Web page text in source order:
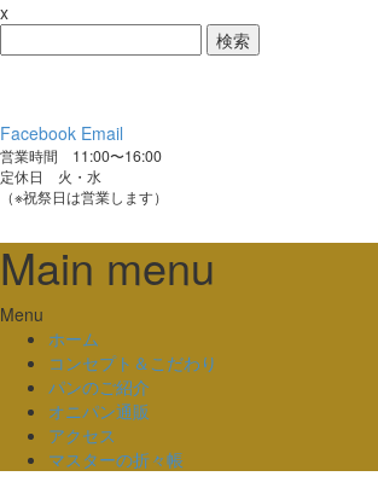
x
索:
Facebook Email
営業時間 11:00〜16:00
定休日 火・水
（※祝祭日は営業します）
Main menu
Skip
content
Menu
ホーム
コンセプト＆こだわり
パンのご紹介
オニパン通販
アクセス
マスターの折々帳